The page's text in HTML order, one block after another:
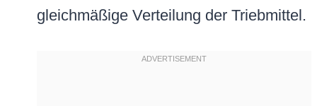
gleichmäßige Verteilung der Triebmittel.